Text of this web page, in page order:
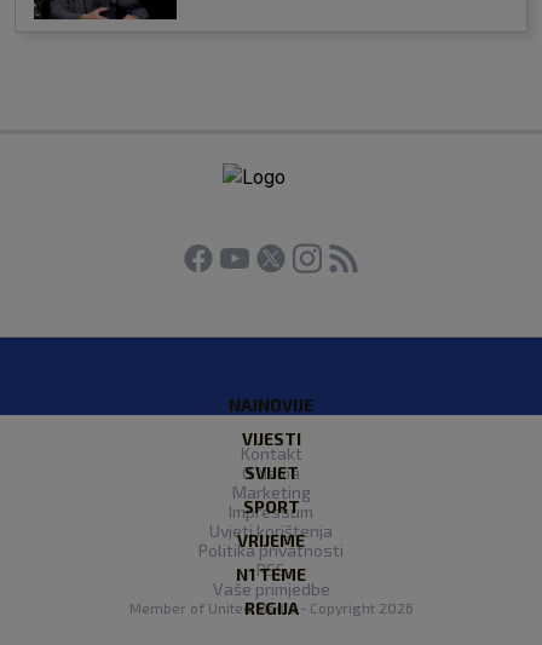
NAJNOVIJE
VIJESTI
SVIJET
SPORT
VRIJEME
N1 TEME
REGIJA
Kontakt
O Nama
Marketing
Impressum
Uvjeti korištenja
Politika privatnosti
RSS
Vaše primjedbe
Member of United Media- Copyright 2026